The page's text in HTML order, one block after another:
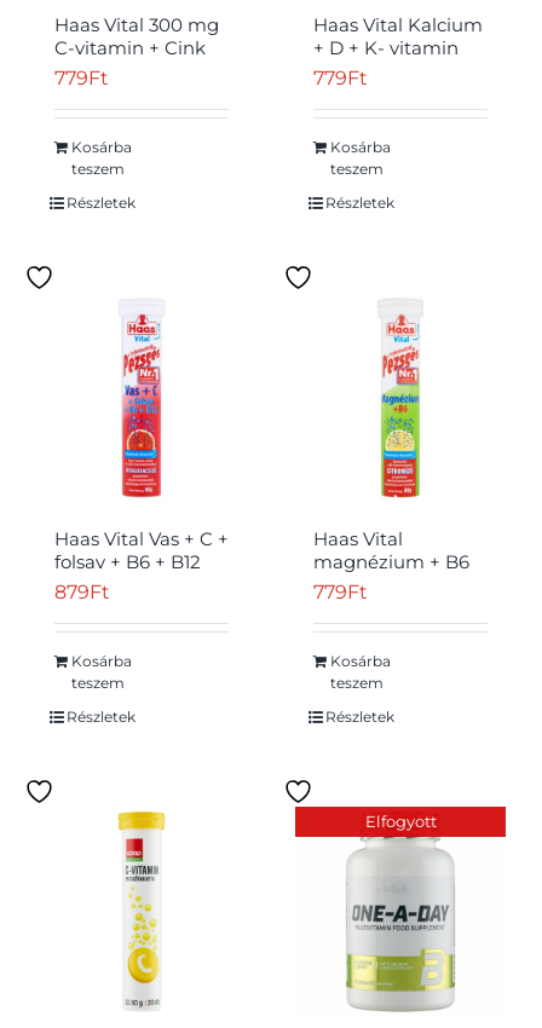
Haas Vital 300 mg
C-vitamin + Cink
citromízű étrend-
pezsgőtabletta 80
g
779Ft
Kosárba
teszem
Részletek
Haas Vital Kalcium
+ D + K- vitamin
narancsízű étrend-
pezsgőtabletta 80
g
779Ft
Kosárba
teszem
Részletek
Haas Vital Vas + C +
folsav + B6 + B12
vérnarancsízű
pezsgőtabletta 80
g
879Ft
Kosárba
teszem
Részletek
Haas Vital
magnézium + B6
citromízű étrend-
pezsgőtabletta 80
g
779Ft
Kosárba
teszem
Részletek
Elfogyott